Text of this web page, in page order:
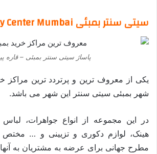
سیتی سنتر بمبئی City Center Mumbai
پاساژ سیتی سنتر بمبئی – قاره
یکی از معروف ترین و پرتردد ترین مراکز
شهر بمبئی سیتی سنتر این شهر می باشد.
در این مجموعه از انواع جواهرات، لباس
هینک، لوازم دکوری و تزیینی و … مختص
مطرح جهانی برای عرضه به مشتریان به آنها